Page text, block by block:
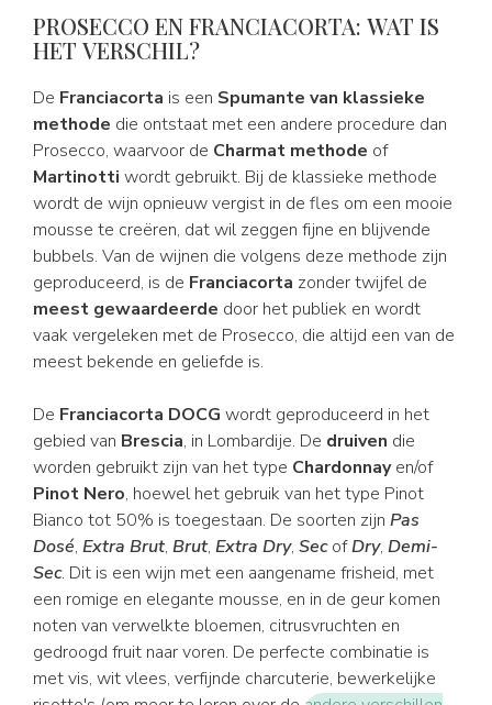
PROSECCO EN FRANCIACORTA: WAT IS
HET VERSCHIL?
De Franciacorta is een Spumante van klassieke
methode die ontstaat met een andere procedure dan
Prosecco, waarvoor de Charmat methode of
Martinotti wordt gebruikt. Bij de klassieke methode
wordt de wijn opnieuw vergist in de fles om een mooie
mousse te creëren, dat wil zeggen fijne en blijvende
bubbels. Van de wijnen die volgens deze methode zijn
geproduceerd, is de Franciacorta zonder twijfel de
meest gewaardeerde door het publiek en wordt
vaak vergeleken met de Prosecco, die altijd een van de
meest bekende en geliefde is.
De Franciacorta DOCG wordt geproduceerd in het
gebied van Brescia, in Lombardije. De druiven die
worden gebruikt zijn van het type Chardonnayen/of
Pinot Nero, hoewel het gebruik van het type Pinot
Bianco tot 50% is toegestaan. De soorten zijn Pas
Dosé, Extra Brut, Brut, Extra Dry, SecofDry, Demi-
Sec. Dit is een wijn met een aangename frisheid, met
een romige en elegante mousse, en in de geur komen
noten van verwelkte bloemen, citrusvruchten en
gedroogd fruit naar voren. De perfecte combinatie is
met vis, wit vlees, verfijnde charcuterie, bewerkelijke